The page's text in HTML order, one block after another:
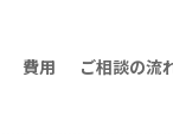
費用 ご相談の流